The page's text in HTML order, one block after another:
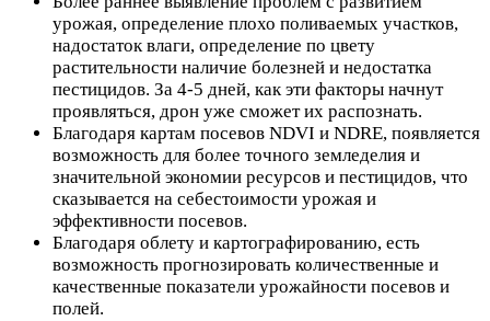
урожая, определение плохо поливаемых участков,
надостаток влаги, определение по цвету
растительности наличие болезней и недостатка
пестицидов. За 4-5 дней, как эти факторы начнут
проявляться, дрон уже сможет их распознать.
Благодаря картам посевов NDVI и NDRE, появляется
возможность для более точного земледелия и
значительной экономии ресурсов и пестицидов, что
сказывается на себестоимости урожая и
эффективности посевов.
Благодаря облету и картографированию, есть
возможность прогнозировать количественные и
качественные показатели урожайности посевов и
полей.